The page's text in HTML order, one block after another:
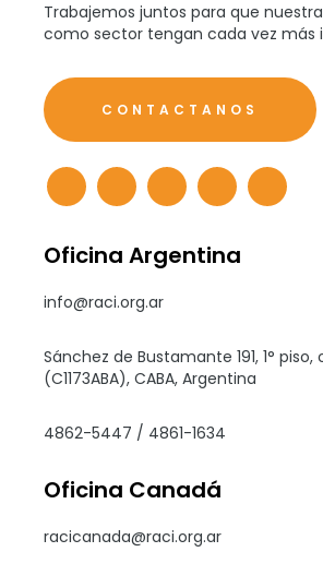
Trabajemos juntos para que
como sector tengan cada vez más
CONTACTANOS
Oficina Argentina
info@raci.org.ar
Sánchez de Bustamante 191, 1° piso,
(C1173ABA), CABA, Argentina
4862-5447 / 4861-1634
Oficina Canadá
racicanada@raci.org.ar